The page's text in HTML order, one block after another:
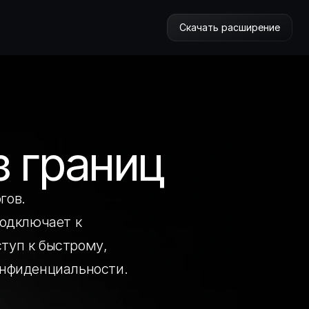
Скачать расширение
границ
к
к быстрому,